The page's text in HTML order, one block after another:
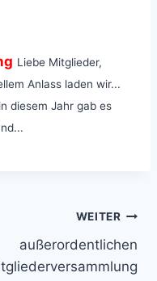
Liebe Mitglieder,
Anlass laden wir...
diesem Jahr gab es
WEITER
außerordentlichen